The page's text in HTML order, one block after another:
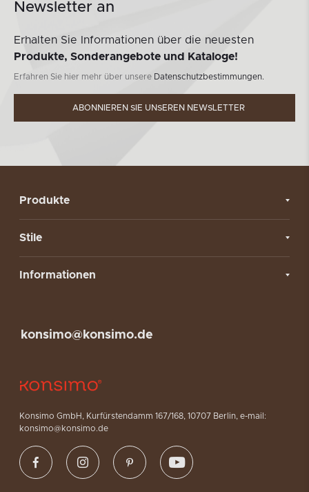
Newsletter an
Erhalten Sie Informationen über die neuesten
Produkte, Sonderangebote und Kataloge!
Erfahren Sie hier mehr über unsere Datenschutzbestimmungen.
ABONNIEREN SIE UNSEREN NEWSLETTER
Produkte
Stile
Informationen
Konsimo GmbH, Kurfürstendamm 167/168, 10707 Berlin, e-mail:
konsimo@konsimo.de
konsimo@konsimo.de